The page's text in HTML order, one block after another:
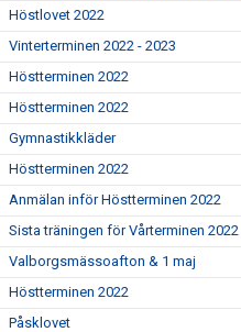
Höstlovet 2022
Vinterterminen 2022 - 2023
Höstterminen 2022
Höstterminen 2022
Gymnastikkläder
Höstterminen 2022
Anmälan inför Höstterminen 2022
Sista träningen för Vårterminen 2022
Valborgsmässoafton & 1 maj
Höstterminen 2022
Påsklovet